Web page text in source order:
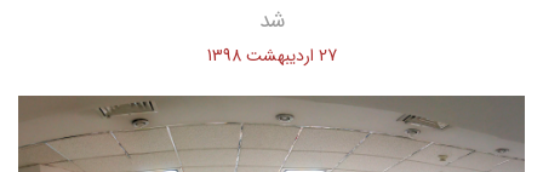
شد
27 اردیبهشت 1398